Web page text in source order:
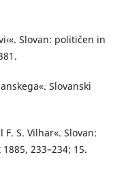
Slovan: političen in
Slovanski
S. Vilhar«. Slovan:
233–234; 15.